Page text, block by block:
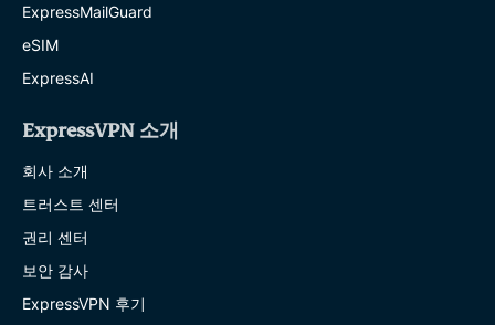
ExpressMailGuard
eSIM
ExpressAI
ExpressVPN 소개
회사 소개
트러스트 센터
권리 센터
보안 감사
ExpressVPN 후기